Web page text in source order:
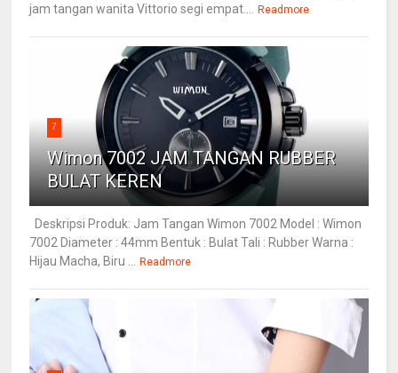
jam tangan wanita Vittorio segi empat.... Readmore
7
Wimon 7002 JAM TANGAN RUBBER
BULAT KEREN
Deskripsi Produk: Jam Tangan Wimon 7002 Model : Wimon
7002 Diameter : 44mm Bentuk : Bulat Tali : Rubber Warna :
Hijau Macha, Biru ... Readmore